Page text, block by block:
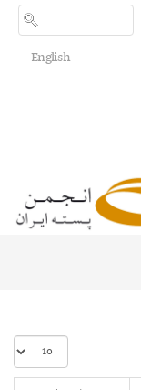
English
نمایش
#